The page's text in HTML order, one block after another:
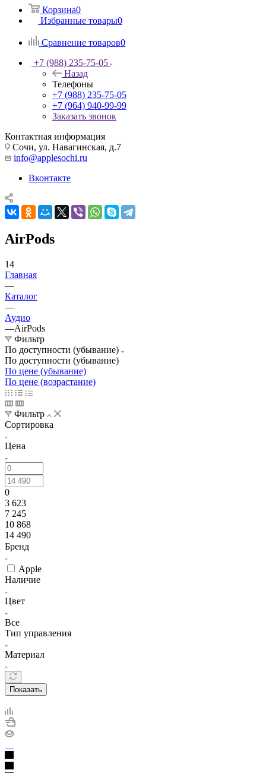
Корзина0
Избранные товары0
Сравнение товаров0
+7 (988) 235-75-05
Назад
Телефоны
+7 (988) 235-75-05
+7 (964) 940-99-99
Заказать звонок
Контактная информация
Сочи, ул. Навагинская, д.7
info@applesochi.ru
Вконтакте
AirPods
14
Главная
—
Каталог
—
Аудио
—AirPods
Фильтр
По доступности (убывание)
По доступности (убывание)
По цене (убывание)
По цене (возрастание)
Фильтр
Сортировка
Цена
0
3 623
7 245
10 868
14 490
Бренд
Apple
Наличие
Цвет
Все
Тип управления
Материал
Показать